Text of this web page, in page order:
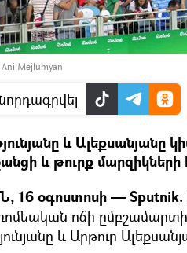
Mejlumyan
և Ալեքսանյանը
և թուրք մարզիկների
16 օգոստոսի — Sputnik.
ոճի ըմբշամարտի
և Արթուր